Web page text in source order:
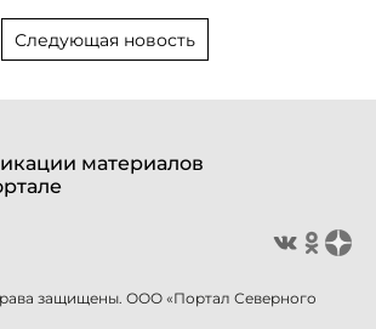
Следующая новость
материалов
защищены. ООО «Портал Северного